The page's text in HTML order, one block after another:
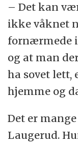
– Det kan
ikke våknet
fornærmede
og at man
ha sovet lett,
hjemme og
Det er
Laugerud.